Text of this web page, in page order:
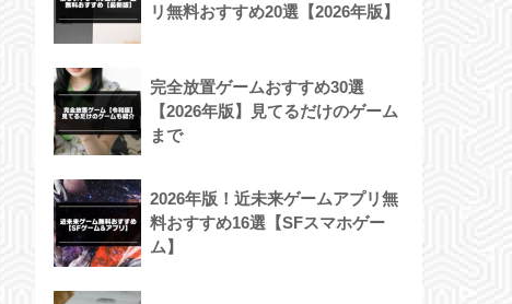
リ無料おすすめ20選【2026年版】
完全放置ゲームおすすめ30選
【2026年版】見てるだけのゲーム
まで
2026年版！近未来ゲームアプリ無
料おすすめ16選【SFスマホゲー
ム】